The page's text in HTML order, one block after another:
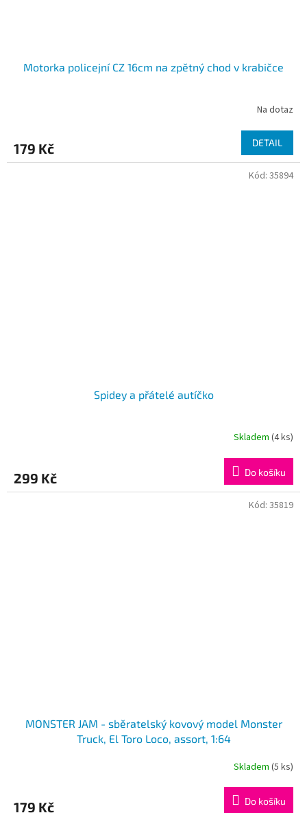
Motorka policejní CZ 16cm na zpětný chod v krabičce
Na dotaz
179 Kč DETAIL
Spidey a přátelé autíčko
Skladem (4 ks)
299 Kč Do košíku
Kód: 35894
MONSTER JAM - sběratelský kovový model Monster
Truck, El Toro Loco, assort, 1:64
Skladem (5 ks)
179 Kč Do košíku
Kód: 35819